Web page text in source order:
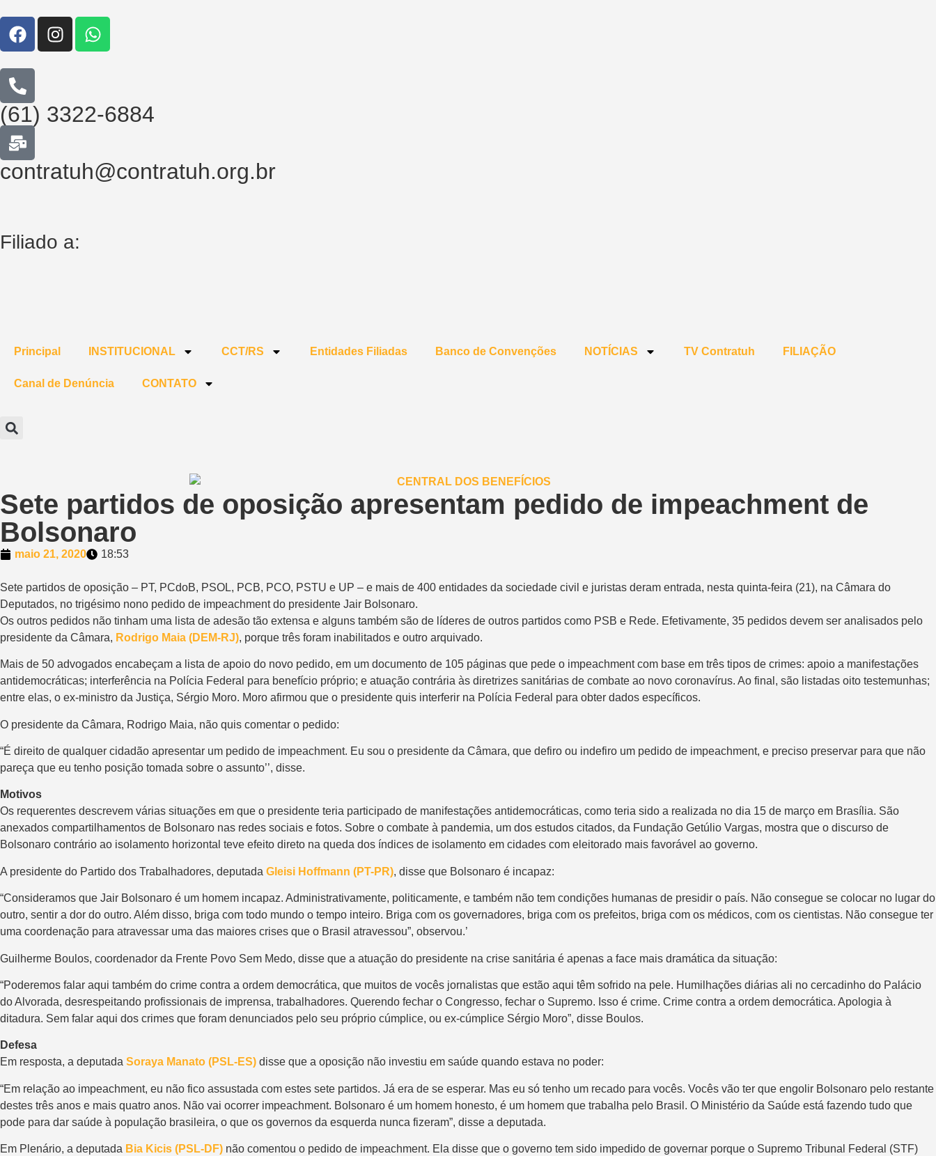
(61) 3322-6884
contratuh@contratuh.org.br
Filiado a:
Principal INSTITUCIONAL CCT/RS Entidades Filiadas Banco de Convenções NOTÍCIAS TV Contratuh FILIAÇÃO
Canal de Denúncia CONTATO
Sete partidos de oposição apresentam pedido de impeachment de
Bolsonaro
maio 21, 2020 18:53
Sete partidos de oposição – PT, PCdoB, PSOL, PCB, PCO, PSTU e UP – e mais de 400 entidades da sociedade civil e juristas deram entrada, nesta quinta-feira (21), na Câmara do
Deputados, no trigésimo nono pedido de impeachment do presidente Jair Bolsonaro.
Os outros pedidos não tinham uma lista de adesão tão extensa e alguns também são de líderes de outros partidos como PSB e Rede. Efetivamente, 35 pedidos devem ser analisados pelo
presidente da Câmara, Rodrigo Maia (DEM-RJ), porque três foram inabilitados e outro arquivado.
Mais de 50 advogados encabeçam a lista de apoio do novo pedido, em um documento de 105 páginas que pede o impeachment com base em três tipos de crimes: apoio a manifestações
antidemocráticas; interferência na Polícia Federal para benefício próprio; e atuação contrária às diretrizes sanitárias de combate ao novo coronavírus. Ao final, são listadas oito testemunhas;
entre elas, o ex-ministro da Justiça, Sérgio Moro. Moro afirmou que o presidente quis interferir na Polícia Federal para obter dados específicos.
O presidente da Câmara, Rodrigo Maia, não quis comentar o pedido:
“É direito de qualquer cidadão apresentar um pedido de impeachment. Eu sou o presidente da Câmara, que defiro ou indefiro um pedido de impeachment, e preciso preservar para que não
pareça que eu tenho posição tomada sobre o assunto’’, disse.
Motivos
Os requerentes descrevem várias situações em que o presidente teria participado de manifestações antidemocráticas, como teria sido a realizada no dia 15 de março em Brasília. São
anexados compartilhamentos de Bolsonaro nas redes sociais e fotos. Sobre o combate à pandemia, um dos estudos citados, da Fundação Getúlio Vargas, mostra que o discurso de
Bolsonaro contrário ao isolamento horizontal teve efeito direto na queda dos índices de isolamento em cidades com eleitorado mais favorável ao governo.
A presidente do Partido dos Trabalhadores, deputada Gleisi Hoffmann (PT-PR), disse que Bolsonaro é incapaz:
“Consideramos que Jair Bolsonaro é um homem incapaz. Administrativamente, politicamente, e também não tem condições humanas de presidir o país. Não consegue se colocar no lugar do
outro, sentir a dor do outro. Além disso, briga com todo mundo o tempo inteiro. Briga com os governadores, briga com os prefeitos, briga com os médicos, com os cientistas. Não consegue ter
uma coordenação para atravessar uma das maiores crises que o Brasil atravessou”, observou.’
Guilherme Boulos, coordenador da Frente Povo Sem Medo, disse que a atuação do presidente na crise sanitária é apenas a face mais dramática da situação:
“Poderemos falar aqui também do crime contra a ordem democrática, que muitos de vocês jornalistas que estão aqui têm sofrido na pele. Humilhações diárias ali no cercadinho do Palácio
do Alvorada, desrespeitando profissionais de imprensa, trabalhadores. Querendo fechar o Congresso, fechar o Supremo. Isso é crime. Crime contra a ordem democrática. Apologia à
ditadura. Sem falar aqui dos crimes que foram denunciados pelo seu próprio cúmplice, ou ex-cúmplice Sérgio Moro”, disse Boulos.
Defesa
Em resposta, a deputada Soraya Manato (PSL-ES) disse que a oposição não investiu em saúde quando estava no poder:
“Em relação ao impeachment, eu não fico assustada com estes sete partidos. Já era de se esperar. Mas eu só tenho um recado para vocês. Vocês vão ter que engolir Bolsonaro pelo restante
destes três anos e mais quatro anos. Não vai ocorrer impeachment. Bolsonaro é um homem honesto, é um homem que trabalha pelo Brasil. O Ministério da Saúde está fazendo tudo que
pode para dar saúde à população brasileira, o que os governos da esquerda nunca fizeram”, disse a deputada.
Em Plenário, a deputada Bia Kicis (PSL-DF) não comentou o pedido de impeachment. Ela disse que o governo tem sido impedido de governar porque o Supremo Tribunal Federal (STF)